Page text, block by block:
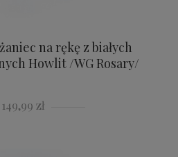
na rękę z białych
Howlit /WG Rosary/
149,99 zł